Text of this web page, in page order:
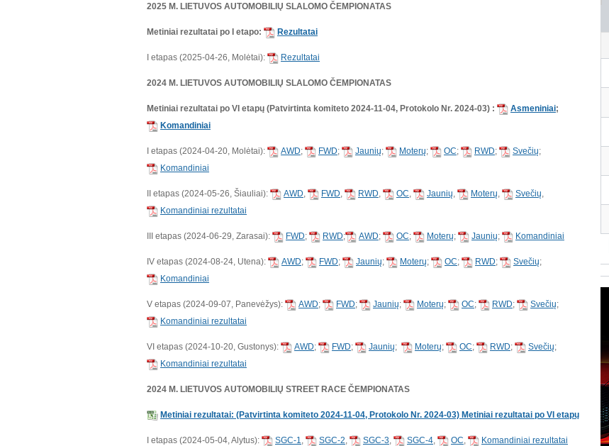
2025 M. LIETUVOS AUTOMOBILIŲ SLALOMO ČEMPIONATAS
Metiniai rezultatai po I etapo: Rezultatai
I etapas (2025-04-26, Molėtai): Rezultatai
2024 M. LIETUVOS AUTOMOBILIŲ SLALOMO ČEMPIONATAS
Metiniai rezultatai po VI etapų (Patvirtinta komiteto 2024-11-04, Protokolo Nr. 2024-03) : Asmeniniai;
Komandiniai
I etapas (2024-04-20, Molėtai): AWD; FWD; Jaunių; Moterų; OC; RWD; Svečių;
Komandiniai
II etapas (2024-05-26, Šiauliai): AWD, FWD, RWD, OC, Jaunių, Moterų, Svečių,
Komandiniai rezultatai
III etapas (2024-06-29, Zarasai): FWD; RWD; AWD; OC; Moterų; Jaunių; Komandiniai
IV etapas (2024-08-24, Utena): AWD; FWD; Jaunių; Moterų; OC; RWD; Svečių;
Komandiniai
V etapas (2024-09-07, Panevėžys): AWD; FWD; Jaunių; Moterų; OC; RWD; Svečių;
Komandiniai rezultatai
VI etapas (2024-10-20, Gustonys): AWD; FWD; Jaunių; Moterų; OC; RWD; Svečių;
Komandiniai rezultatai
2024 M. LIETUVOS AUTOMOBILIŲ STREET RACE ČEMPIONATAS
Metiniai rezultatai: (Patvirtinta komiteto 2024-11-04, Protokolo Nr. 2024-03) Metiniai rezultatai po VI etapų
I etapas (2024-05-04, Alytus): SGC-1, SGC-2, SGC-3, SGC-4, OC, Komandiniai rezultatai